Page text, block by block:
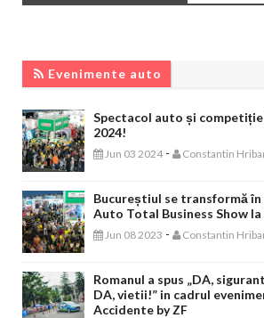
Evenimente auto
Spectacol auto și competiție
2024!
Jun 03 2024 - Constantin
Bucureștiul se transformă
Auto Total Business Show la
Jun 08 2023 - Constantin
Romanul a spus „DA,
DA, vietii!” in cadrul
Accidente by ZF